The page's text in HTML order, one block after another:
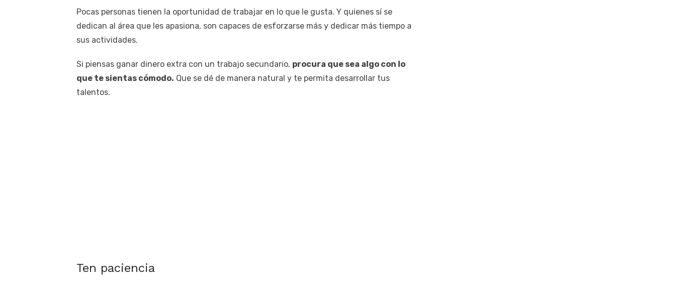
Pocas personas tienen la oportunidad de trabajar en lo que le gusta. Y quienes sí se
dedican al área que les apasiona, son capaces de esforzarse más y dedicar más tiempo a
sus actividades.
Si piensas ganar dinero extra con un trabajo secundario, procura que sea algo con lo
que te sientas cómodo. Que se dé de manera natural y te permita desarrollar tus
talentos.
Ten paciencia